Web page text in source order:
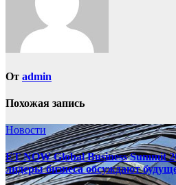
От admin
Похожая запись
Новости
ET NOW Global Business Summit
лидеры бизнеса обсуждают